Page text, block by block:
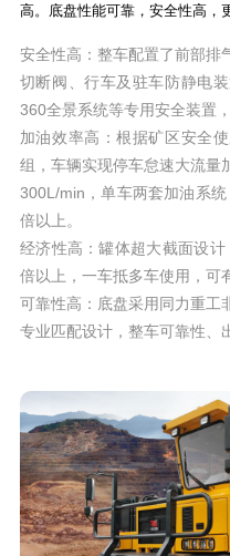
高。底盘性能可靠，安全性高，
安全性高：整车配置了前部排
切断阀、行车及驻车防静电
360全景系统等专用安全装置
加油效率高：根据矿区安全
组，车辆实现停车怠速大流量
300L/min，单车两套加油系
倍以上。
经济性高：罐体超大截面设
倍以上，一车抵多车使用，可
可靠性高：底盘采用同力重工
专业匹配设计，整车可靠性、